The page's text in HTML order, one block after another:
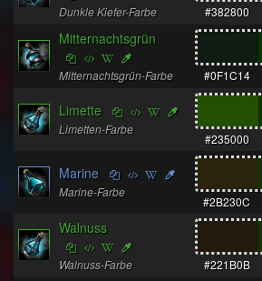
Dunkle Kiefer-Farbe
#382800
Mitternachtsgrün
Mitternachtsgrün-Farbe
#0F1C14
Limette
Limetten-Farbe
#235000
Marine
Marine-Farbe
#2B230C
Walnuss
Walnuss-Farbe
#221B0B